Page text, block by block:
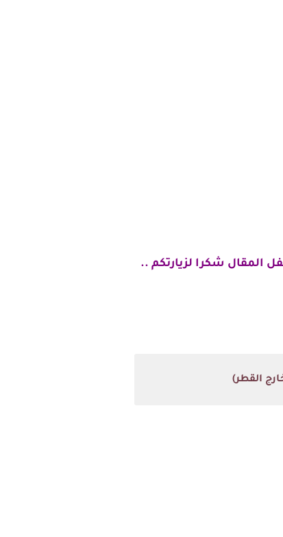
المقال شكرا لزيارتكم ..